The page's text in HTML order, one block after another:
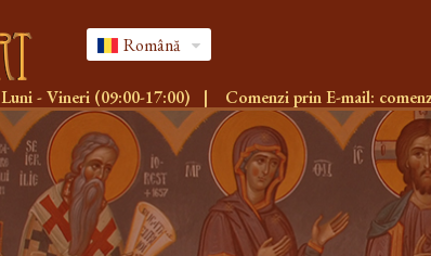
Română
Luni - Vineri (09:00-17:00) | Comenzi prin E-mail: